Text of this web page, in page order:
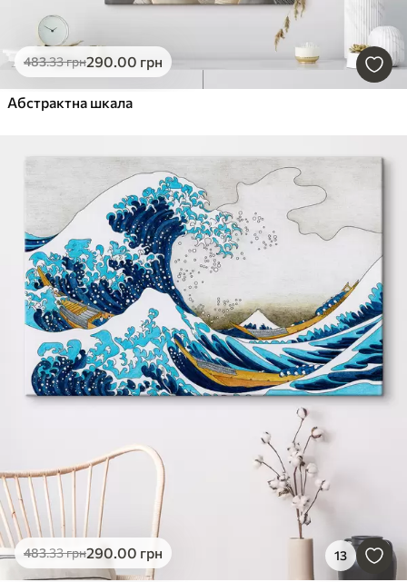
483.33грн290.00 грн
Абстрактна шкала
483.33грн290.00 грн 13